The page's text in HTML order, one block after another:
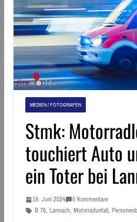
MEDIEN / FOTOGRAFEN
Stmk:
touchiert Auto
ein Toter bei
19. Juni 2024
0 Kommentare
B 76, Lannach, Motorradunfall,